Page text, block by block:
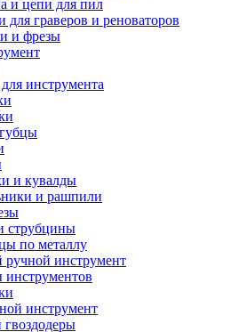
и цепи для пил
для граверов и реноваторов
и фрезы
инструмента
и кувалды
и рашпили
струбцины
по металлу
инструмент
инструмент